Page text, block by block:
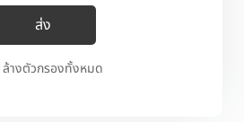
ล้างตัวกรองทั้งหมด